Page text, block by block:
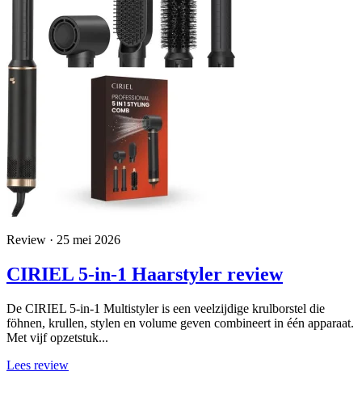
Review · 25 mei 2026
CIRIEL 5-in-1 Haarstyler review
De CIRIEL 5-in-1 Multistyler is een veelzijdige krulborstel die
föhnen, krullen, stylen en volume geven combineert in één apparaat.
Met vijf opzetstuk...
Lees review